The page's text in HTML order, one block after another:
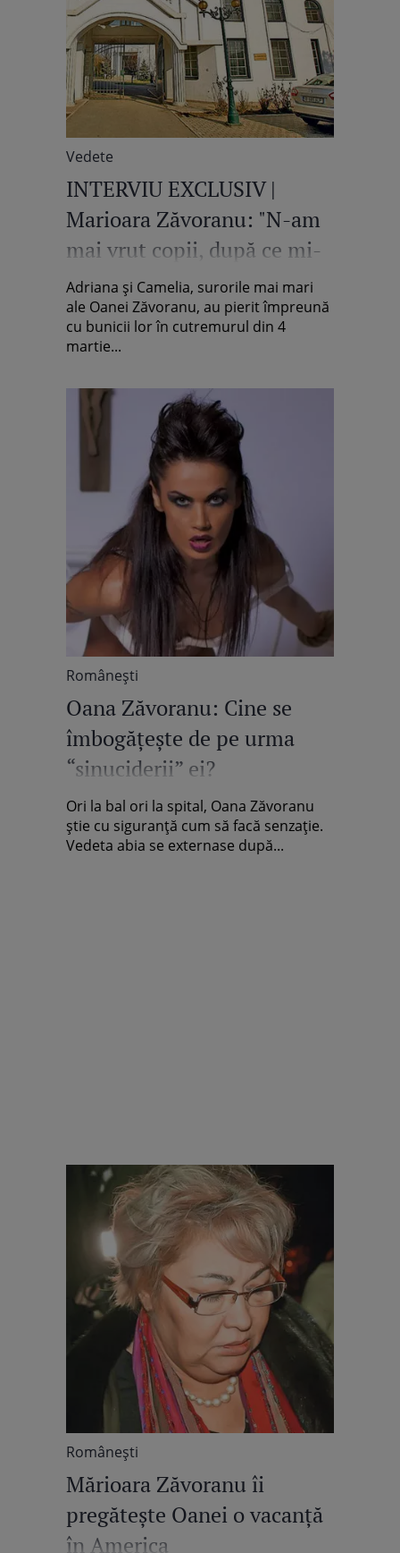
Vedete
INTERVIU EXCLUSIV |
Marioara Zăvoranu: "N-am
mai vrut copii, după ce mi-
au murit gemenele"
Adriana şi Camelia, surorile mai mari
ale Oanei Zăvoranu, au pierit împreună
cu bunicii lor în cutremurul din 4
martie...
Româneşti
Oana Zăvoranu: Cine se
îmbogăţeşte de pe urma
“sinuciderii” ei?
Ori la bal ori la spital, Oana Zăvoranu
ştie cu siguranţă cum să facă senzaţie.
Vedeta abia se externase după...
Româneşti
Mărioara Zăvoranu îi
pregăteşte Oanei o vacanţă
în America